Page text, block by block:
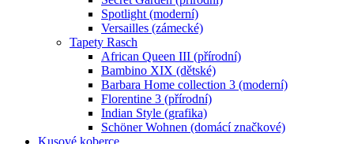
Spotlight (moderní)
Versailles (zámecké)
Tapety Rasch
African Queen III (přírodní)
Bambino XIX (dětské)
Barbara Home collection 3 (moderní)
Florentine 3 (přírodní)
Indian Style (grafika)
Schöner Wohnen (domácí značkové)
Kusové koberce